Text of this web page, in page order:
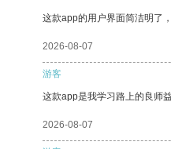
这款app的用户界面简洁明了
2026-08-07
游客
这款app是我学习路上的良师
2026-08-07